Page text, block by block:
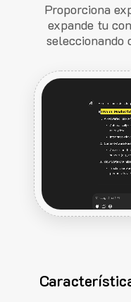
Proporciona
expande tu
seleccionando